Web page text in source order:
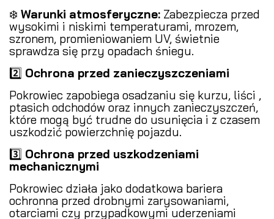
❄️ Warunki atmosferyczne: Zabezpiecza przed
wysokimi i niskimi temperaturami, mrozem,
szronem, promieniowaniem UV, świetnie
sprawdza się przy opadach śniegu.
2️⃣ Ochrona przed zanieczyszczeniami
Pokrowiec zapobiega osadzaniu się kurzu, liści ,
ptasich odchodów oraz innych zanieczyszczeń,
które mogą być trudne do usunięcia i z czasem
uszkodzić powierzchnię pojazdu.
3️⃣ Ochrona przed uszkodzeniami
mechanicznymi
Pokrowiec działa jako dodatkowa bariera
ochronna przed drobnymi zarysowaniami,
otarciami czy przypadkowymi uderzeniami